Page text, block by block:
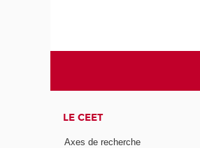
LE CEET
Axes de recherche